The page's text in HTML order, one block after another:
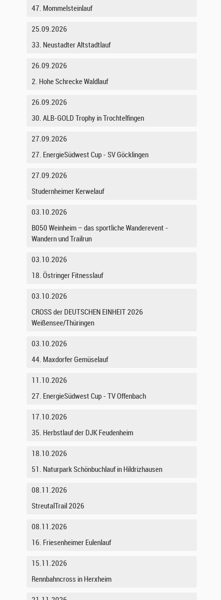
47. Mommelsteinlauf
25.09.2026
33. Neustadter Altstadtlauf
26.09.2026
2. Hohe Schrecke Waldlauf
26.09.2026
30. ALB-GOLD Trophy in Trochtelfingen
27.09.2026
27. EnergieSüdwest Cup - SV Göcklingen
27.09.2026
Studernheimer Kerwelauf
03.10.2026
B050 Weinheim – das sportliche Wanderevent -
Wandern und Trailrun
03.10.2026
18. Östringer Fitnesslauf
03.10.2026
CROSS der DEUTSCHEN EINHEIT 2026
Weißensee/Thüringen
03.10.2026
44. Maxdorfer Gemüselauf
11.10.2026
27. EnergieSüdwest Cup - TV Offenbach
17.10.2026
35. Herbstlauf der DJK Feudenheim
18.10.2026
51. Naturpark Schönbuchlauf in Hildrizhausen
08.11.2026
StreutalTrail 2026
08.11.2026
16. Friesenheimer Eulenlauf
15.11.2026
Rennbahncross in Herxheim